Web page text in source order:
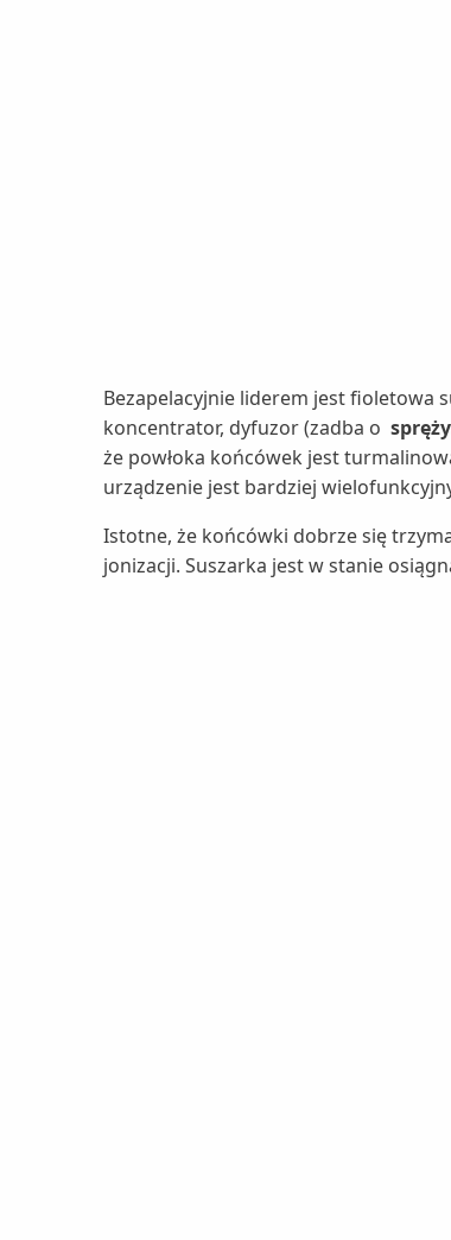
Bezapelacyjnie liderem jest fioletowa
koncentrator, dyfuzor (zadba o
że powłoka końcówek jest
urządzenie jest bardziej
Istotne, że końcówki dobrze się
jonizacji. Suszarka jest w stanie